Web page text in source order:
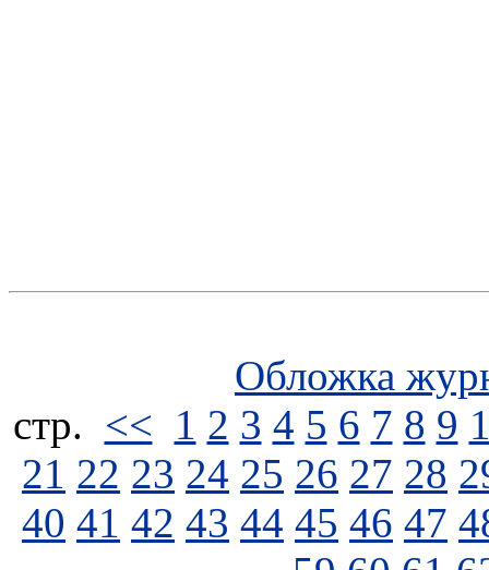
Обложка
стp. << 1 2 3 4 5 6 7 8 9
21 22 23 24 25 26 27 28
40 41 42 43 44 45 46 47